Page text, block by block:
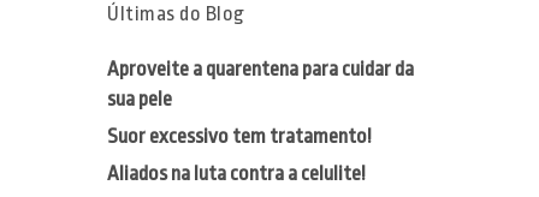
Últimas do Blog
Aproveite a quarentena para cuidar da
sua pele
Suor excessivo tem tratamento!
Aliados na luta contra a celulite!